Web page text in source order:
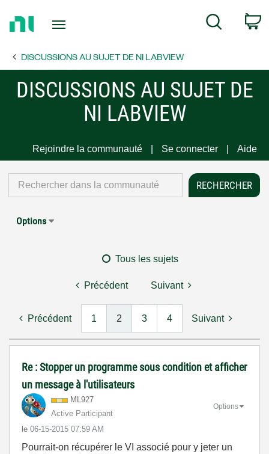
Page
Search
DISCUSSIONS AU SUJET DE NI LABVIEW
DISCUSSIONS AU SUJET DE
NI LABVIEW
Rejoindre la communauté Se connecter Aide
Options
Tous les sujets
Précédent Suivant
Précédent 1 2 3 4 Suivant
Re : Stopper un programme sous condition et afficher
un message à l'utilisateurs
ML927
Active Participant
le ‎06-15-2015 07:59 AM
Options
Pourrait-on récupérer le VI associé pour y jeter un